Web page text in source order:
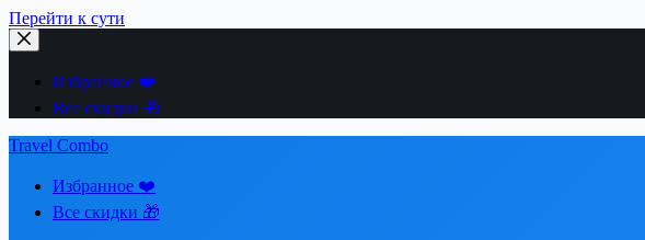
Перейти к сути
Избранное ❤️
Все скидки 🎁
Travel Combo
Избранное ❤️
Все скидки 🎁